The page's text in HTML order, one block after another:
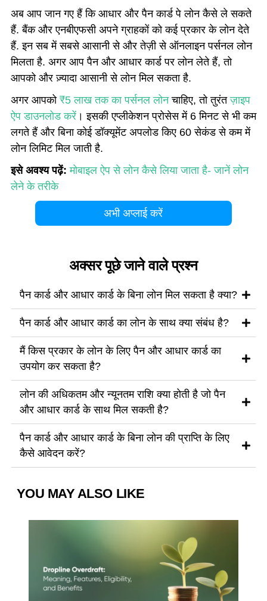
अब आप जान गए हैं कि आधार और पैन कार्ड पे लोन कैसे ले सकते
हैं. बैंक और एनबीएफसी अपने ग्राहकों को कई प्रकार के लोन देते
हैं. इन सब में सबसे आसानी से और तेज़ी से ऑनलाइन पर्सनल लोन
मिलता है. अगर आप पैन और आधार कार्ड पर लोन लेते हैं, तो
आपको और ज़्यादा आसानी से लोन मिल सकता है.
अगर आपको ₹5 लाख तक का पर्सनल लोनचाहिए, तो तुरंतज़ाइप
ऐप डाउनलोड करें। इसकी एप्लीकेशन प्रोसेस में 6 मिनट से भी कम
लगते हैं और बिना कोई डॉक्यूमेंट अपलोड किए 60 सेकंड से कम में
लोन लिमिट मिल जाती है.
इसे अवश्य पढ़ें: मोबाइल ऐप से लोन कैसे लिया जाता है- जानें लोन
लेने के तरीके
अभी अप्लाई करें
अक्सर पूछे जाने वाले प्रश्न
पैन कार्ड और आधार कार्ड के बिना लोन मिल सकता है क्या?
पैन कार्ड और आधार कार्ड का लोन के साथ क्या संबंध है?
मैं किस प्रकार के लोन के लिए पैन और आधार कार्ड का
उपयोग कर सकता है?
लोन की अधिकतम और न्यूनतम राशि क्या होती है जो पैन
और आधार कार्ड के साथ मिल सकती है?
पैन कार्ड और आधार कार्ड के बिना लोन की प्राप्ति के लिए
कैसे आवेदन करें?
YOU MAY ALSO LIKE